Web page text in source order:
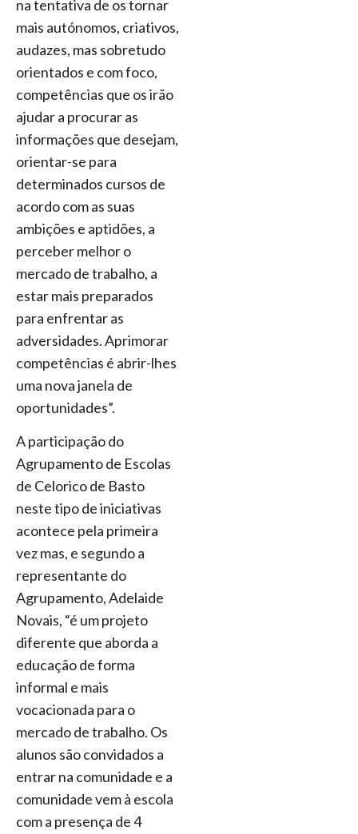
na tentativa de os tornar
mais autónomos, criativos,
audazes, mas sobretudo
orientados e com foco,
competências que os irão
ajudar a procurar as
informações que desejam,
orientar-se para
determinados cursos de
acordo com as suas
ambições e aptidões, a
perceber melhor o
mercado de trabalho, a
estar mais preparados
para enfrentar as
adversidades. Aprimorar
competências é abrir-lhes
uma nova janela de
oportunidades”.
A participação do
Agrupamento de Escolas
de Celorico de Basto
neste tipo de iniciativas
acontece pela primeira
vez mas, e segundo a
representante do
Agrupamento, Adelaide
Novais, “é um projeto
diferente que aborda a
educação de forma
informal e mais
vocacionada para o
mercado de trabalho. Os
alunos são convidados a
entrar na comunidade e a
comunidade vem à escola
com a presença de 4